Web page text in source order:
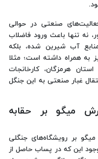
صنعتی در حوالی
نه تنها باعث ورود فاضلاب
آب شیرین شده، بلکه
همراه داشته است؛ مثلا
هرمزگان، کارخانجات
غبار صنعتی به این جنگل
میگو بر حقابه
بر رویشگاه‌های جنگلی
این که در پساب حاصل از